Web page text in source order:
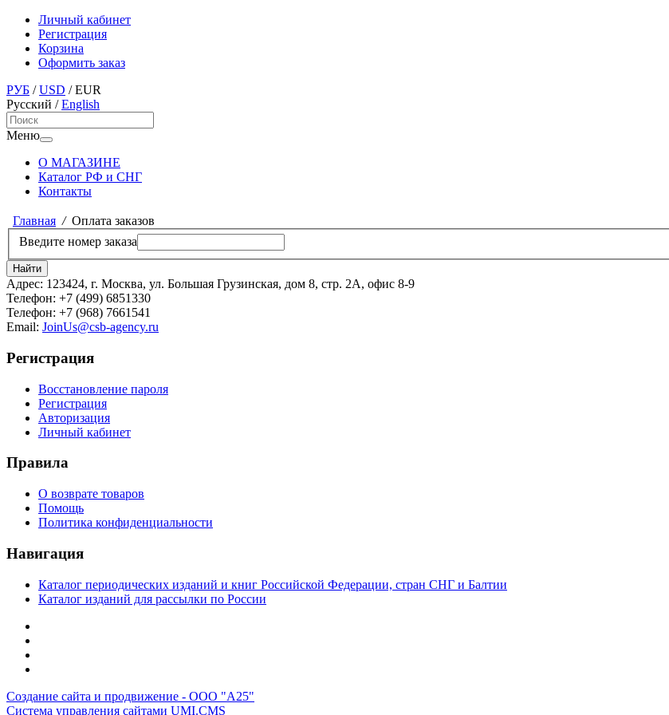
Личный кабинет
Регистрация
Корзина
Оформить заказ
РУБ /USD /EUR
Русский /English
Меню
О МАГАЗИНЕ
Каталог РФ и СНГ
Контакты
Главная /Оплата заказов
Введите номер заказа
Адрес: 123424, г. Москва, ул. Большая Грузинская, дом 8, стр. 2А, офис 8-9
Телефон: +7 (499) 6851330
Телефон: +7 (968) 7661541
Email: JoinUs@csb-agency.ru
Регистрация
Восстановление пароля
Регистрация
Авторизация
Личный кабинет
Правила
О возврате товаров
Помощь
Политика конфиденциальности
Навигация
Каталог периодических изданий и книг Российской Федерации, стран СНГ и Балтии
Каталог изданий для рассылки по России
Создание сайта и продвижение - ООО "А25"
Система управления сайтами UMI.CMS